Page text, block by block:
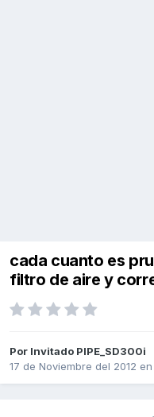
cada cuanto es
filtro de aire y
Por Invitado PIPE_SD300i
17 de Noviembre del 2012 en